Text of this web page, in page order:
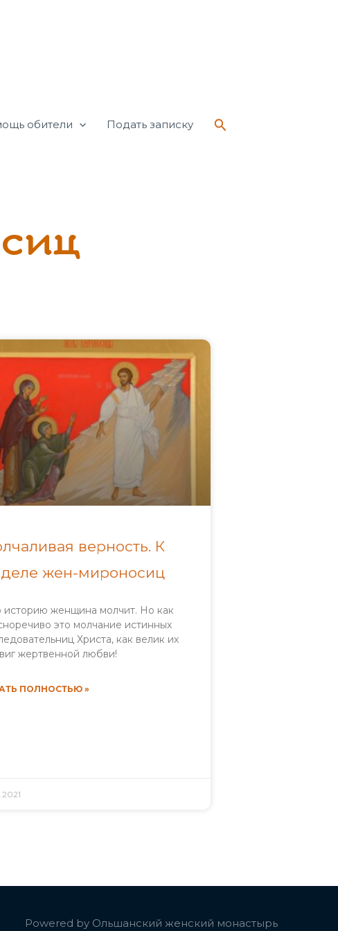
обители Подать записку Поиск
верность. К
жен-мироносиц
историю женщина молчит. Но как
это молчание истинных
Христа, как велик их
жертвенной любви!
ПОЛНОСТЬЮ »
Powered by Ольшанский женский монастырь